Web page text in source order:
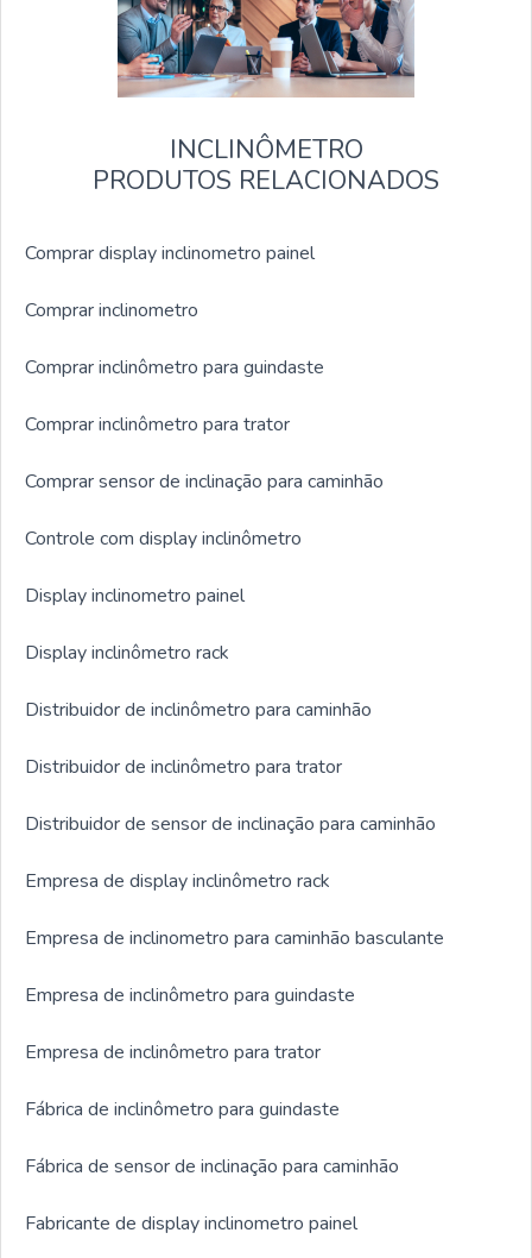
INCLINÔMETRO
PRODUTOS RELACIONADOS
Comprar display inclinometro painel
Comprar inclinometro
Comprar inclinômetro para guindaste
Comprar inclinômetro para trator
Comprar sensor de inclinação para caminhão
Controle com display inclinômetro
Display inclinometro painel
Display inclinômetro rack
Distribuidor de inclinômetro para caminhão
Distribuidor de inclinômetro para trator
Distribuidor de sensor de inclinação para caminhão
Empresa de display inclinômetro rack
Empresa de inclinometro para caminhão basculante
Empresa de inclinômetro para guindaste
Empresa de inclinômetro para trator
Fábrica de inclinômetro para guindaste
Fábrica de sensor de inclinação para caminhão
Fabricante de display inclinometro painel